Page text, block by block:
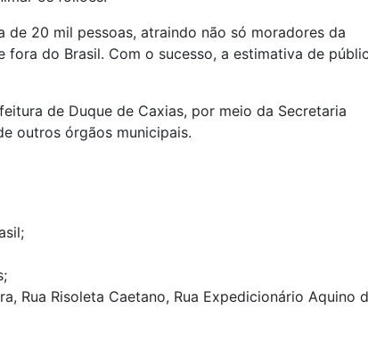
20 mil pessoas, atraindo não só moradores da
do Brasil. Com o sucesso, a estimativa de
de Duque de Caxias, por meio da Secretaria
outros órgãos municipais.
Rua Risoleta Caetano, Rua Expedicionário Aquino